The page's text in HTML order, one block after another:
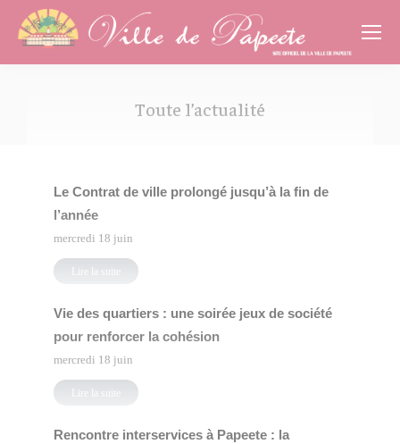
Toute l’actualité
Le Contrat de ville prolongé jusqu’à la fin de
l’année
mercredi 18 juin
Lire la suite
Vie des quartiers : une soirée jeux de société
pour renforcer la cohésion
mercredi 18 juin
Lire la suite
Rencontre interservices à Papeete : la
Cookies management panel